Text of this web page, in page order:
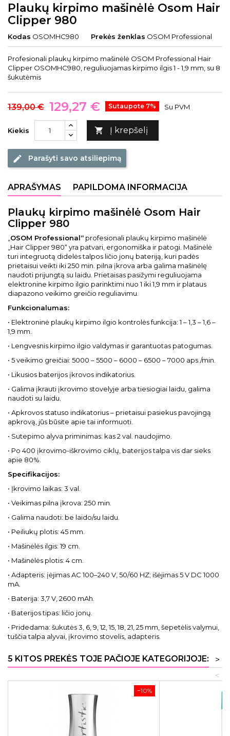
Plaukų kirpimo mašinėlė Osom Hair
Clipper 980
Kodas OSOMHC980 Prekės ženklas OSOM Professional
Profesionali plaukų kirpimo mašinėlė OSOM Professional Hair
Clipper OSOMHC980, reguliuojamas kirpimo ilgis 1 - 1,9 mm, su 8
šukutėmis
139,00 € 129,27 € Sutaupote 7% Su PVM
Kiekis  Į krepšelį
edit Parašyti savo atsiliepimą
APRAŠYMAS PAPILDOMA INFORMACIJA
Plaukų kirpimo mašinėlė Osom Hair
Clipper 980
OSOM Professional“ profesionali plaukų kirpimo mašinėlė
„Hair Clipper 980“ yra patvari, ergonomiška ir patogi. Mašinėlė
turi integruotą didelės talpos ličio jonų bateriją, kuri padės
prietaisui veikti iki 250 min. pilna įkrova arba galima mašinėlę
naudoti prijungtą su laidu. Prietaisas pasižymi reguliuojama
elektronine kirpimo ilgio parinktimi nuo 1 iki 1,9 mm ir plataus
diapazono veikimo greičio reguliavimu.
Funkcionalumas:
• Elektroninė plaukų kirpimo ilgio kontrolės funkcija: 1 – 1,3 – 1,6 –
1,9 mm.
• Lengvesnis kirpimo ilgio valdymas ir garantuotas patogumas.
• 5 veikimo greičiai: 5000 – 5500 – 6000 – 6500 – 7000 aps./min.
• Likusios baterijos įkrovos indikatorius.
• Galima įkrauti įkrovimo stovelyje arba tiesiogiai laidu, galima
naudoti su laidu.
• Apkrovos statuso indikatorius – prietaisui pasiekus pavojingą
apkrovą, jūs būsite apie tai informuoti.
• Sutepimo alyva priminimas: kas 2 val. naudojimo.
• Po 400 įkrovimo-iškrovimo ciklų, baterijos talpa vis dar sieks
apie 80%.
Specifikacijos:
• Įkrovimo laikas: 3 val.
• Veikimas pilna įkrova: 250 min.
• Galima naudoti: be laido/su laidu.
• Peiliukų plotis: 45 mm.
• Mašinėlės ilgis: 19 cm.
• Mašinėlės plotis: 4 cm.
• Adapteris: įėjimas AC 100–240 V, 50/60 HZ; išėjimas 5 V DC 1000
mA.
• Baterija: 3,7 V, 2600 mAh.
• Baterijos tipas: ličio jonų.
• Pridedama: šukutės 3, 6, 9, 12, 15, 18, 21, 25 mm, šepetėlis valymui,
tuščia talpa alyvai, įkrovimo stovelis, adapteris.
5 KITOS PREKĖS TOJE PAČIOJE KATEGORIJOJE:
>
<
−10%